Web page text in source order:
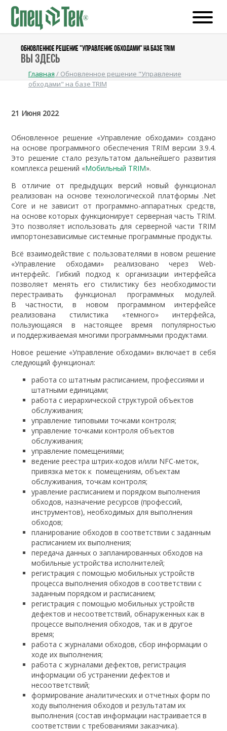
ОБНОВЛЕННОЕ РЕШЕНИЕ "УПРАВЛЕНИЕ ОБХОДАМИ" НА БАЗЕ TRIM
Вы здесь
Главная / Обновленное решение "Управление
обходами" на базе TRIM
21 Июня 2022
Обновленное решение «Управление обходами» создано
на основе программного обеспечения TRIM версии 3.9.4.
Это решение стало результатом дальнейшего развития
комплекса решений «Мобильный TRIM».
В отличие от предыдущих версий новый функционал
реализован на основе технологической платформы .Net
Core и не зависит от программно-аппаратных средств,
на основе которых функционирует серверная часть TRIM.
Это позволяет использовать для серверной части TRIM
импортонезависимые системные программные продукты.
Всё взаимодействие с пользователями в новом решение
«Управление обходами» реализовано через Web-
интерфейс. Гибкий подход к организации интерфейса
позволяет менять его стилистику без необходимости
перестраивать функционал программных модулей.
В частности, в новом программном интерфейсе
реализована стилистика «темного» интерфейса,
пользующаяся в настоящее время популярностью
и поддерживаемая многими программными продуктами.
Новое решение «Управление обходами» включает в себя
следующий функционал:
работа со штатным расписанием, профессиями и
штатными единицами;
работа с иерархической структурой объектов
обслуживания;
управление типовыми точками контроля;
управление точками контроля объектов
обслуживания;
управление помещениями;
ведение реестра штрих-кодов и/или NFC-меток,
привязка меток к помещениям, объектам
обслуживания, точкам контроля;
уравление расписанием и порядком выполнения
обходов, назначение ресурсов (профессий,
инструментов), необходимых для выполнения
обходов;
планирование обходов в соответствии с заданным
расписанием их выполнения;
передача данных о запланированных обходов на
мобильные устройства исполнителей;
регистрация с помощью мобильных устройств
процесса выполнения обходов в соответствии с
заданным порядком и расписанием;
регистрация с помощью мобильных устройств
дефектов и несоответствий, обнаруженных как в
процессе выполнения обходов, так и в другое
время;
работа с журналами обходов, сбор информации о
ходе их выполнения;
работа с журналами дефектов, регистрация
информации об устранении дефектов и
несоответствий;
формирование аналитических и отчетных форм по
ходу выполнения обходов и результатам их
выполнения (состав информации настраивается в
соответствии с требованиями заказчика).